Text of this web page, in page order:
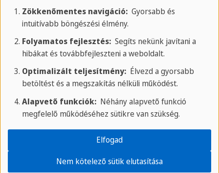
Rólunk
H - P: 9.00 - 18.00 CEST
Telefon:+
Vedd fel velünk a kapcsolatot
Iskoláink fiataloknak
St. Paul's bay
Brighton
Frankfurt
Iskoláink felnőtteknek
Zökkenőmentes navigáció:Gyorsabb és
intuitívabb böngészési élmény.
Folyamatos fejlesztés:Segíts nekünk javítani a
hibákat és továbbfejleszteni a weboldalt.
Optimalizált teljesítmény:Élvezd a gyorsabb
betöltést és a megszakítás nélküli működést.
Alapvető funkciók:Néhány alapvető funkció
megfelelő működéséhez sütikre van szükség.
Nem kötelező sütik elutasítása
Elfogad